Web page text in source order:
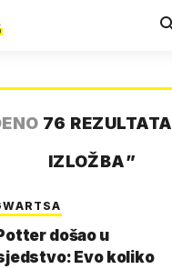
76 REZULTATA
IZLOŽBA”
došao u
Evo koliko